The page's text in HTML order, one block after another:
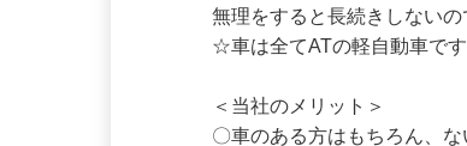
年間通してお仕事がありま
無理をすると長続きしない
＜当社のメリット＞